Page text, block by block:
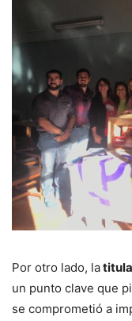
Por otro lado, la
un punto clave que
se comprometió a